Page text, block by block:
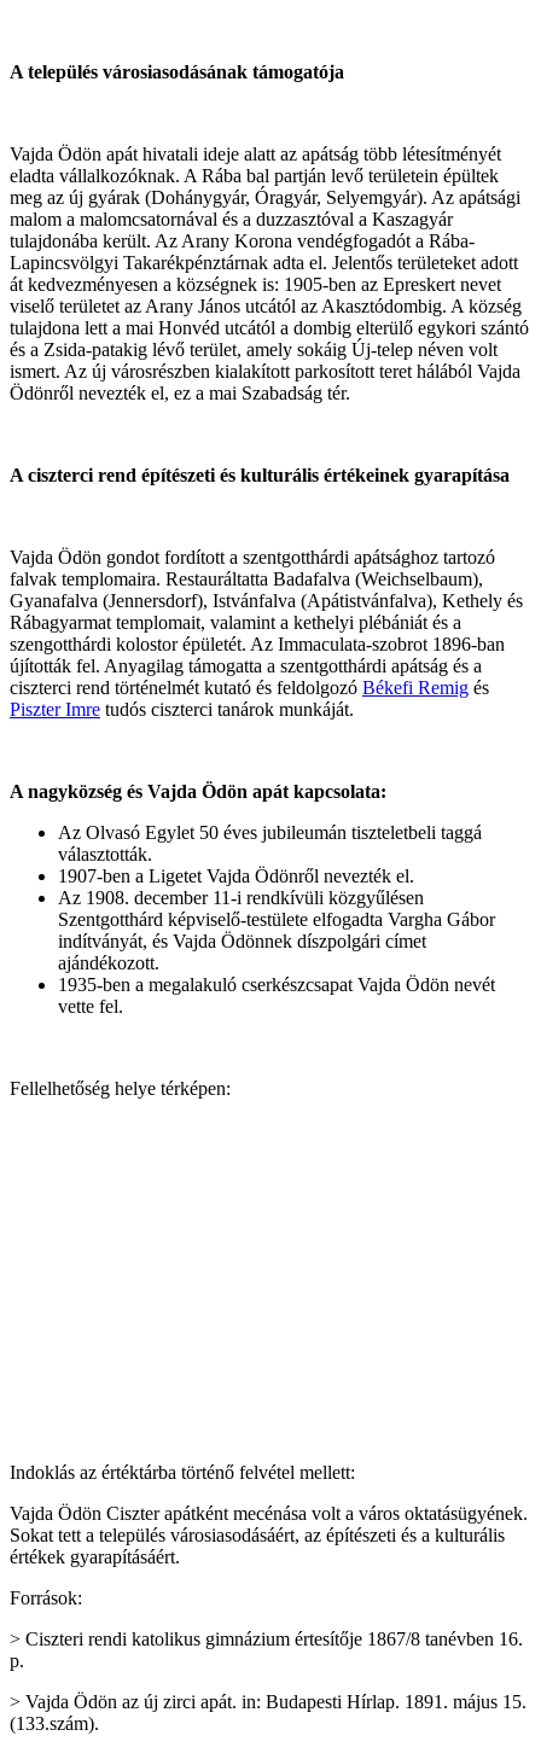
A település városiasodásának támogatója
Vajda Ödön apát hivatali ideje alatt az apátság több létesítményét
eladta vállalkozóknak. A Rába bal partján levő területein épültek
meg az új gyárak (Dohánygyár, Óragyár, Selyemgyár). Az apátsági
malom a malomcsatornával és a duzzasztóval a Kaszagyár
tulajdonába került. Az Arany Korona vendégfogadót a Rába-
Lapincsvölgyi Takarékpénztárnak adta el. Jelentős területeket adott
át kedvezményesen a községnek is: 1905-ben az Epreskert nevet
viselő területet az Arany János utcától az Akasztódombig. A község
tulajdona lett a mai Honvéd utcától a dombig elterülő egykori szántó
és a Zsida-patakig lévő terület, amely sokáig Új-telep néven volt
ismert. Az új városrészben kialakított parkosított teret hálából Vajda
Ödönről nevezték el, ez a mai Szabadság tér.
A ciszterci rend építészeti és kulturális értékeinek gyarapítása
Vajda Ödön gondot fordított a szentgotthárdi apátsághoz tartozó
falvak templomaira. Restauráltatta Badafalva (Weichselbaum),
Gyanafalva (Jennersdorf), Istvánfalva (Apátistvánfalva), Kethely és
Rábagyarmat templomait, valamint a kethelyi plébániát és a
szengotthárdi kolostor épületét. Az Immaculata-szobrot 1896-ban
újították fel. Anyagilag támogatta a szentgotthárdi apátság és a
ciszterci rend történelmét kutató és feldolgozó Békefi Remig és
Piszter Imre tudós ciszterci tanárok munkáját.
A nagyközség és Vajda Ödön apát kapcsolata:
Az Olvasó Egylet 50 éves jubileumán tiszteletbeli taggá
választották.
1907-ben a Ligetet Vajda Ödönről nevezték el.
Az 1908. december 11-i rendkívüli közgyűlésen
Szentgotthárd képviselő-testülete elfogadta Vargha Gábor
indítványát, és Vajda Ödönnek díszpolgári címet
ajándékozott.
1935-ben a megalakuló cserkészcsapat Vajda Ödön nevét
vette fel.
Fellelhetőség helye térképen:
Indoklás az értéktárba történő felvétel mellett:
Vajda Ödön Ciszter apátként mecénása volt a város oktatásügyének.
Sokat tett a település városiasodásáért, az építészeti és a kulturális
értékek gyarapításáért.
Források:
> Ciszteri rendi katolikus gimnázium értesítője 1867/8 tanévben 16.
p.
> Vajda Ödön az új zirci apát. in: Budapesti Hírlap. 1891. május 15.
(133.szám).